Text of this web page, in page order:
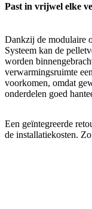
Past in vrijwel elke
Dankzij de modulaire
Systeem kan de
worden
verwarmingsruimte
voorkomen, omdat
onderdelen goed
Een geïntegreerde
de installatiekosten.